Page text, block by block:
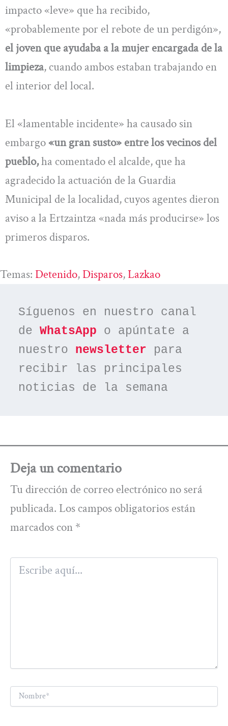
impacto «leve» que ha recibido,
«probablemente por el rebote de un perdigón»,
el joven que ayudaba a la mujer encargada de la
limpieza, cuando ambos estaban trabajando en
el interior del local.
El «lamentable incidente» ha causado sin
embargo«un gran susto» entre los vecinos del
pueblo,ha comentado el alcalde, que ha
agradecido la actuación de la Guardia
Municipal de la localidad, cuyos agentes dieron
aviso a la Ertzaintza «nada más producirse» los
primeros disparos.
Temas: Detenido, Disparos, Lazkao
Síguenos en nuestro canal
de WhatsApp o apúntate a
nuestro newsletter para
recibir las principales
noticias de la semana
Deja un comentario
Tu dirección de correo electrónico no será
publicada. Los campos obligatorios están
marcados con *
Escribe
aquí...
Nombre*